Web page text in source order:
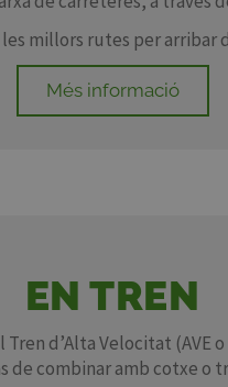
millors rutes per arribar
Més informació
EN TREN
d’Alta Velocitat (AVE
de combinar amb cotxe o